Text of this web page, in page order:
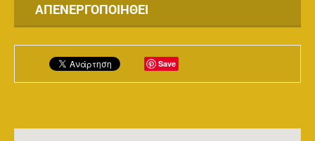
ΑΠΕΝΕΡΓΟΠΟΙΗΘΕΊ
Save